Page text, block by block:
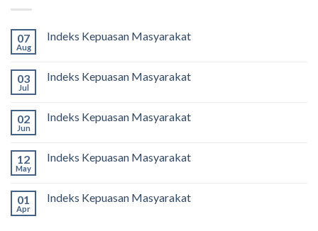
07
Aug
Indeks Kepuasan Masyarakat
03
Jul
Indeks Kepuasan Masyarakat
02
Jun
Indeks Kepuasan Masyarakat
12
May
Indeks Kepuasan Masyarakat
01
Apr
Indeks Kepuasan Masyarakat